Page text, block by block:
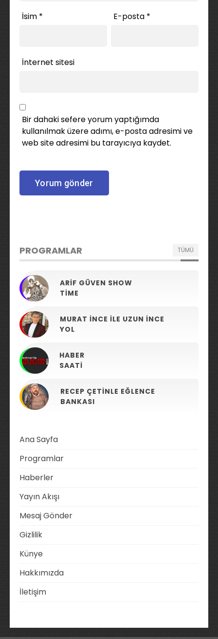
İsim * E-posta *
İnternet sitesi
Bir dahaki sefere yorum yaptığımda
kullanılmak üzere adımı, e-posta adresimi ve
web site adresimi bu tarayıcıya kaydet.
PROGRAMLAR TÜMÜ
ARIF GÜVEN SHOW
TIME
MURAT İNCE ILE UZUN İNCE
YOL
HABER
SAATI
RECEP ÇETINLE EĞLENCE
BANKASI
Ana Sayfa
Programlar
Haberler
Yayın Akışı
Mesaj Gönder
Gizlilik
Künye
Hakkımızda
İletişim